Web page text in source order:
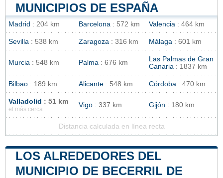
MUNICIPIOS DE ESPAÑA
Madrid : 204 km Barcelona : 572 km Valencia : 464 km
Sevilla : 538 km Zaragoza : 316 km Málaga : 601 km
Murcia : 548 km Palma : 676 km
Las Palmas de Gran
Canaria : 1837 km
Bilbao : 189 km Alicante : 548 km Córdoba : 470 km
Valladolid : 51 km
el más cerca
Vigo : 337 km Gijón : 180 km
Distancia calculada en línea recta
LOS ALREDEDORES DEL
MUNICIPIO DE BECERRIL DE